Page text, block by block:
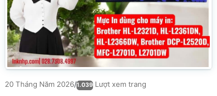
20 Tháng Năm 2026/1.039 Lượt xem trang